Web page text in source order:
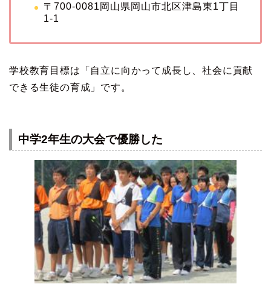
〒700-0081岡山県岡山市北区津島東1丁目
1-1
学校教育目標は「自立に向かって成長し、社会に貢献
できる生徒の育成」です。
中学2年生の大会で優勝した